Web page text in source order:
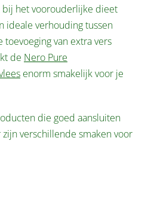
bij het voorouderlijke dieet
ideale verhouding tussen
van extra vers
de Nero Pure
enorm smakelijk voor je
die goed aansluiten
verschillende smaken voor